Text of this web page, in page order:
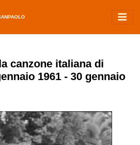
canzone italiana di
1961 - 30 gennaio